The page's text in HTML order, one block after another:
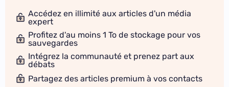
Accédez en illimité aux articles d'un média
expert
Profitez d'au moins 1 To de stockage pour vos
sauvegardes
Intégrez la communauté et prenez part aux
débats
Partagez des articles premium à vos contacts